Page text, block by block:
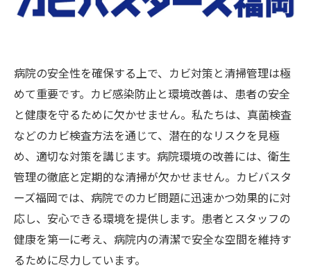
病院の安全性を確保する上で、カビ対策と清掃管理は極
めて重要です。カビ感染防止と環境改善は、患者の安全
と健康を守るために欠かせません。私たちは、真菌検査
などのカビ検査方法を通じて、潜在的なリスクを見極
め、適切な対策を講じます。病院環境の改善には、衛生
管理の徹底と定期的な清掃が欠かせません。カビバスタ
ーズ福岡では、病院でのカビ問題に迅速かつ効果的に対
応し、安心できる環境を提供します。患者とスタッフの
健康を第一に考え、病院内の清潔で安全な空間を維持す
るために尽力しています。